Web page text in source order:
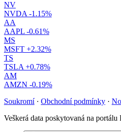
NV
NVDA -1.15%
AA
AAPL -0.61%
MS
MSFT +2.32%
TS
TSLA +0.78%
AM
AMZN -0.19%
Soukromí · Obchodní podmínky ·
Veškerá data poskytovaná na